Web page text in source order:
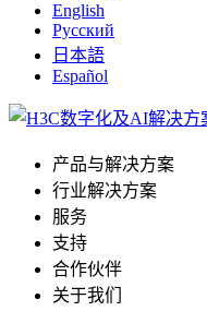
English
Русский
日本語
Español
产品与解决方案
行业解决方案
服务
支持
合作伙伴
关于我们